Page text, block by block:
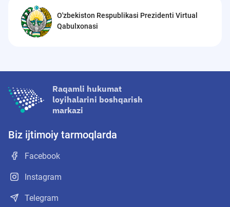
O'zbekiston Respublikasi Prezidenti Virtual
Qabulxonasi
Raqamli hukumat
loyihalarini boshqarish
markazi
Biz ijtimoiy tarmoqlarda
Facebook
Instagram
Telegram